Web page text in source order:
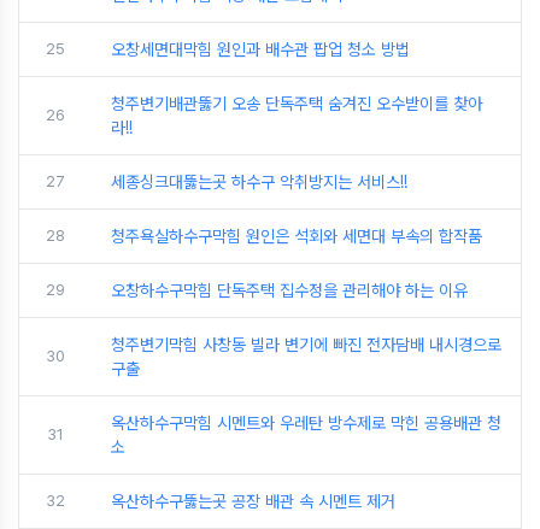
25 오창세면대막힘 원인과 배수관 팝업 청소 방법
26
청주변기배관뚫기 오송 단독주택 숨겨진 오수받이를 찾아
라!!
27 세종싱크대뚫는곳 하수구 악취방지는 서비스!!
28 청주욕실하수구막힘 원인은 석회와 세면대 부속의 합작품
29 오창하수구막힘 단독주택 집수정을 관리해야 하는 이유
30
청주변기막힘 사창동 빌라 변기에 빠진 전자담배 내시경으로
구출
31
옥산하수구막힘 시멘트와 우레탄 방수제로 막힌 공용배관 청
소
32 옥산하수구뚫는곳 공장 배관 속 시멘트 제거